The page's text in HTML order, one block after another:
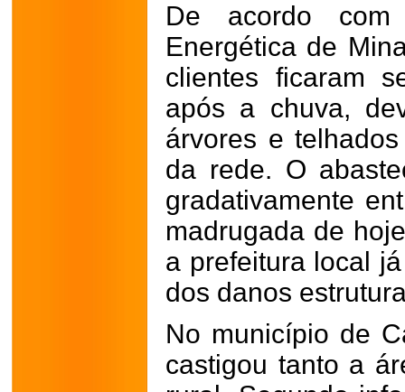
De acordo com
Energética de
clientes ficaram
após a chuva,
árvores e
da rede. O
gradativamente
madrugada de
a prefeitura local
dos danos
No município de
castigou tanto a